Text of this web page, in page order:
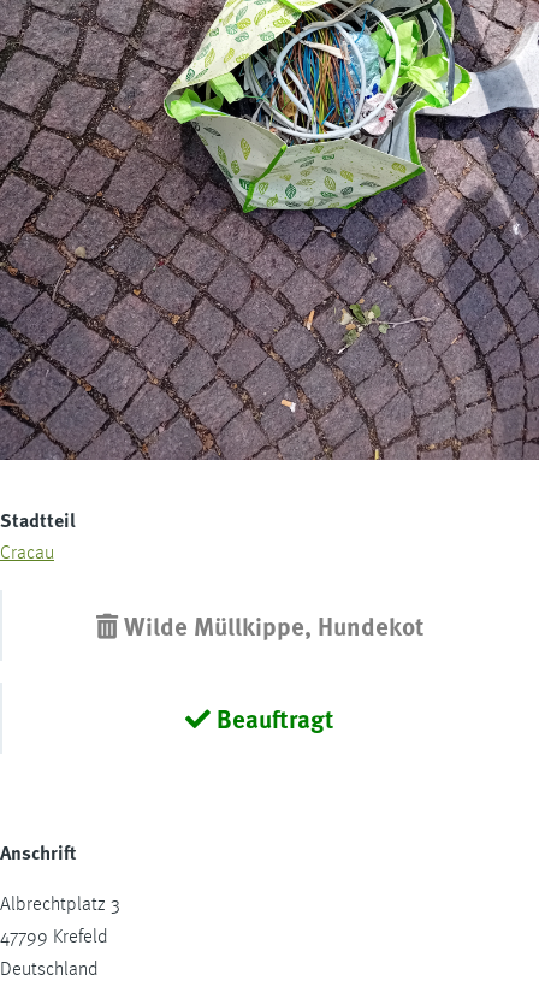
Stadtteil
Cracau
Wilde Müllkippe, Hundekot
Beauftragt
Anschrift
Albrechtplatz 3
47799 Krefeld
Deutschland